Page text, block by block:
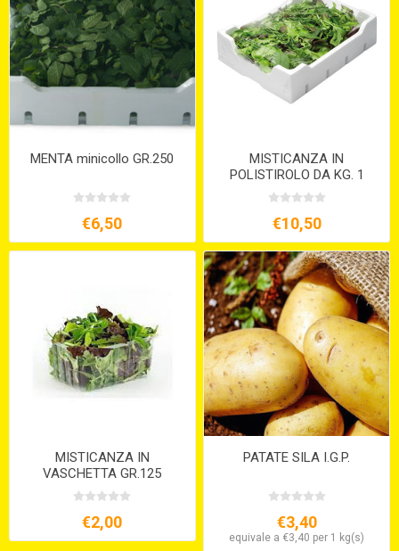
MENTA minicollo GR.250
€6,50
MISTICANZA IN
POLISTIROLO DA KG. 1
€10,50
MISTICANZA IN
VASCHETTA GR.125
€2,00
PATATE SILA I.G.P.
€3,40
equivale a €3,40 per 1 kg(s)